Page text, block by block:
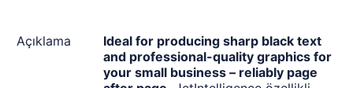
Açıklama
Ideal for producing sharp black text
and professional-quality graphics for
your small business – reliably page